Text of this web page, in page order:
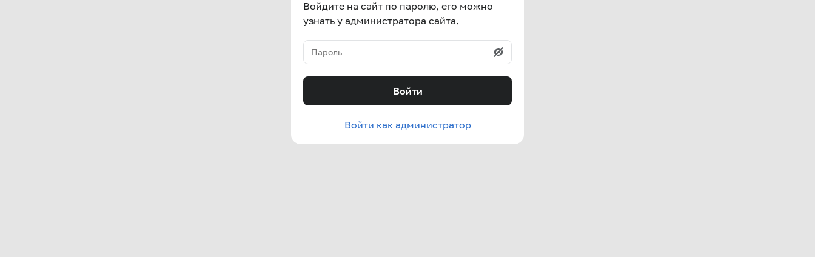
Войдите на сайт по паролю, его можно
узнать у администратора сайта.
Войти
Войти как администратор